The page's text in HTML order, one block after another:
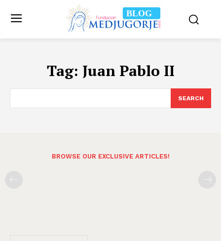
BLOG
Tag: Juan Pablo II
SEARCH
BROWSE OUR EXCLUSIVE ARTICLES!